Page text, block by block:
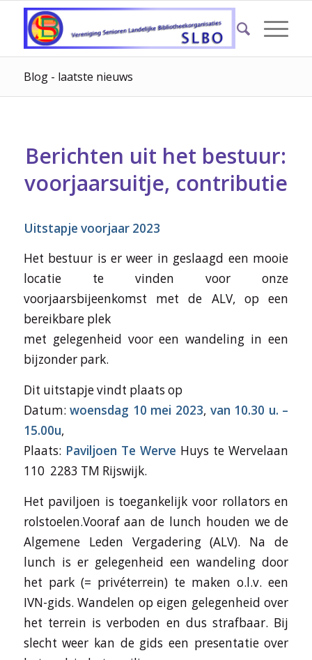
Blog - laatste nieuws
Berichten uit het bestuur:
voorjaarsuitje, contributie
Uitstapje voorjaar 2023
Het bestuur is er weer in geslaagd een mooie
locatie te vinden voor onze
voorjaarsbijeenkomst met de ALV, op een
bereikbare plek
met gelegenheid voor een wandeling in een
bijzonder park.
Dit uitstapje vindt plaats op
Datum:woensdag 10 mei 2023, van 10.30 u. –
15.00u,
Plaats: Paviljoen Te Werve Huys te Wervelaan
110 2283 TM Rijswijk.
Het paviljoen is toegankelijk voor rollators en
rolstoelen.Vooraf aan de lunch houden we de
Algemene Leden Vergadering (ALV). Na de
lunch is er gelegenheid een wandeling door
het park (= privéterrein) te maken o.l.v. een
IVN-gids. Wandelen op eigen gelegenheid over
het terrein is verboden en dus strafbaar. Bij
slecht weer kan de gids een presentatie over